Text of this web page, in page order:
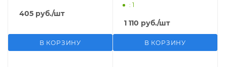
405 руб./шт
В КОРЗИНУ
: 1
1 110 руб./шт
В КОРЗИНУ